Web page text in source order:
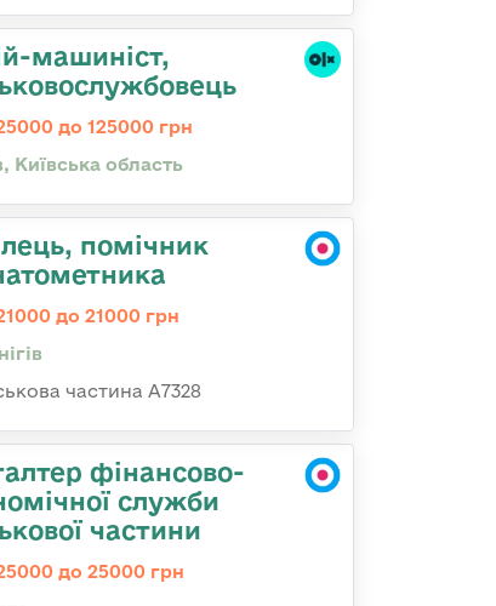
машиніст,
до 125000 грн
Київська область
помічник
до 21000 грн
частина А7328
фінансово-
служби
частини
до 25000 грн